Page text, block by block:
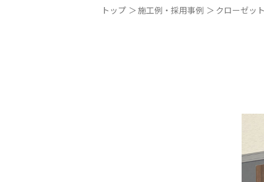
トップ 施工例・採用事例 クローゼッ